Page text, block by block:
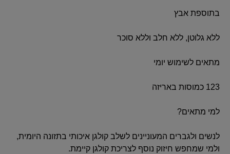
בתוספת אבץ
ללא גלוטן, ללא חלב וללא סוכר
מתאים לשימוש יומי
123 כמוסות באריזה
למי מתאים?
לנשים ולגברים המעוניינים לשלב קולגן איכותי בתזונה היומית,
ולמי שמחפש חיזוק נוסף לצריכת קולגן קיימת.